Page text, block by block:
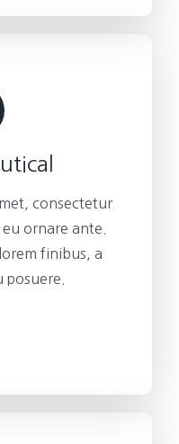
consectetur
ornare ante.
finibus, a
posuere.